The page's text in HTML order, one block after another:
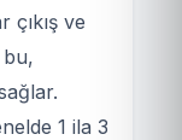
çıkış ve
bu,
1 ila 3